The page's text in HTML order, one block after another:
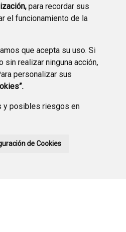
para recordar sus
el funcionamiento de la
que acepta su uso. Si
sin realizar ninguna acción,
personalizar sus
y posibles riesgos en
de Cookies
DE ACCIÓN LOCAL
2030